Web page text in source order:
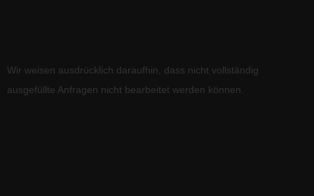
Wir weisen ausdrücklich daraufhin, dass nicht vollständig
ausgefüllte Anfragen nicht bearbeitet werden können.